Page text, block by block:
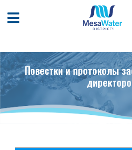
Главная
Открыть мобильное меню
Повестки и протоколы